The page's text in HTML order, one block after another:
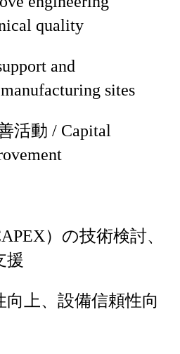
quality
and
sites
活動 / Capital
）の技術検討、
援
上、設備信頼性向